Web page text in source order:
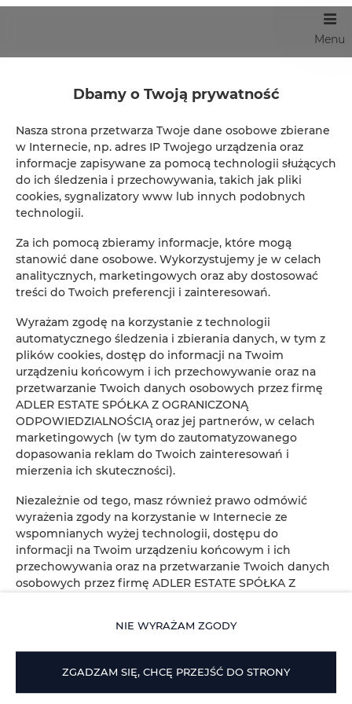
Menu
Rezerwacja online
Informacja o sposobach płatności
Dzięki płatności online mają Państwo możliwość
Promocje
Obecnie nie ma żadnych aktywnych promocji.
Zeligowskiego 46, 90-644 Łódź
+48 579 771 719
biuro@adlerhouse.pl
Regulamin Polityka prywatności
Dbamy o Twoją prywatność
Nasza strona przetwarza Twoje dane osobowe zbierane
w Internecie, np. adres IP Twojego urządzenia oraz
informacje zapisywane za pomocą technologii służących
do ich śledzenia i przechowywania, takich jak pliki
cookies, sygnalizatory www lub innych podobnych
technologii.
Za ich pomocą zbieramy informacje, które mogą
stanowić dane osobowe. Wykorzystujemy je w celach
analitycznych, marketingowych oraz aby dostosować
treści do Twoich preferencji i zainteresowań.
Wyrażam zgodę na korzystanie z technologii
automatycznego śledzenia i zbierania danych, w tym z
plików cookies, dostęp do informacji na Twoim
urządzeniu końcowym i ich przechowywanie oraz na
przetwarzanie Twoich danych osobowych przez firmę
ADLER ESTATE SPÓŁKA Z OGRANICZONĄ
ODPOWIEDZIALNOŚCIĄ oraz jej partnerów, w celach
marketingowych (w tym do zautomatyzowanego
dopasowania reklam do Twoich zainteresowań i
mierzenia ich skuteczności).
Niezależnie od tego, masz również prawo odmówić
wyrażenia zgody na korzystanie w Internecie ze
wspomnianych wyżej technologii, dostępu do
informacji na Twoim urządzeniu końcowym i ich
przechowywania oraz na przetwarzanie Twoich danych
osobowych przez firmę ADLER ESTATE SPÓŁKA Z
zautomatyzowanego dopasowania reklam do Twoich
zainteresowań i mierzenia ich skuteczności). W tym celu
kliknij: „NIE WYRAŻAM ZGODY” bądź dokonaj zmian w
ustawieniach przeglądarki internetowej, z której
aktualnie korzystasz (w zakresie plików cookies). Więcej
NIE WYRAŻAM ZGODY
ZGADZAM SIĘ, CHCĘ PRZEJŚĆ DO STRONY